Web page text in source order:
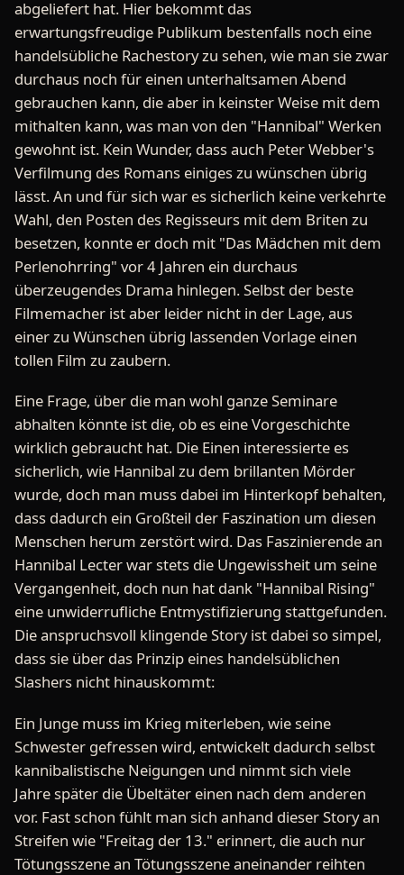
abgeliefert hat. Hier bekommt das
erwartungsfreudige Publikum bestenfalls noch eine
handelsübliche Rachestory zu sehen, wie man sie zwar
durchaus noch für einen unterhaltsamen Abend
gebrauchen kann, die aber in keinster Weise mit dem
mithalten kann, was man von den "Hannibal" Werken
gewohnt ist. Kein Wunder, dass auch Peter Webber's
Verfilmung des Romans einiges zu wünschen übrig
lässt. An und für sich war es sicherlich keine verkehrte
Wahl, den Posten des Regisseurs mit dem Briten zu
besetzen, konnte er doch mit "Das Mädchen mit dem
Perlenohrring" vor 4 Jahren ein durchaus
überzeugendes Drama hinlegen. Selbst der beste
Filmemacher ist aber leider nicht in der Lage, aus
einer zu Wünschen übrig lassenden Vorlage einen
tollen Film zu zaubern.
Eine Frage, über die man wohl ganze Seminare
abhalten könnte ist die, ob es eine Vorgeschichte
wirklich gebraucht hat. Die Einen interessierte es
sicherlich, wie Hannibal zu dem brillanten Mörder
wurde, doch man muss dabei im Hinterkopf behalten,
dass dadurch ein Großteil der Faszination um diesen
Menschen herum zerstört wird. Das Faszinierende an
Hannibal Lecter war stets die Ungewissheit um seine
Vergangenheit, doch nun hat dank "Hannibal Rising"
eine unwiderrufliche Entmystifizierung stattgefunden.
Die anspruchsvoll klingende Story ist dabei so simpel,
dass sie über das Prinzip eines handelsüblichen
Slashers nicht hinauskommt:
Ein Junge muss im Krieg miterleben, wie seine
Schwester gefressen wird, entwickelt dadurch selbst
kannibalistische Neigungen und nimmt sich viele
Jahre später die Übeltäter einen nach dem anderen
vor. Fast schon fühlt man sich anhand dieser Story an
Streifen wie "Freitag der 13." erinnert, die auch nur
Tötungsszene an Tötungsszene aneinander reihten